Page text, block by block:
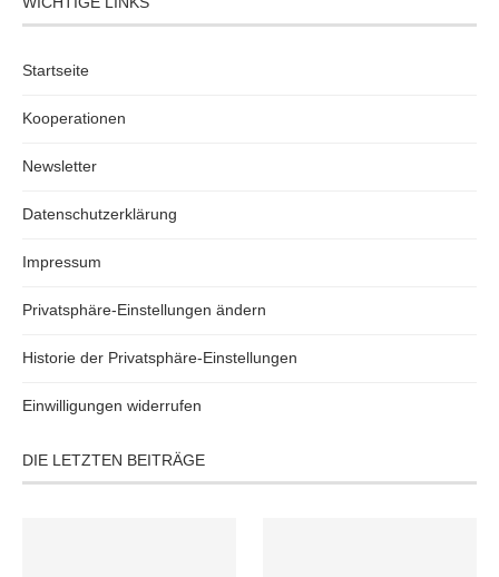
Startseite
Kooperationen
Newsletter
Datenschutzerklärung
Impressum
Privatsphäre-Einstellungen ändern
Historie der Privatsphäre-Einstellungen
Einwilligungen widerrufen
DIE LETZTEN BEITRÄGE